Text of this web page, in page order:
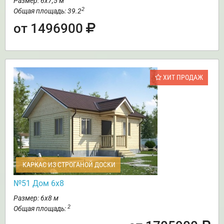
Общая площадь: 39.22
от 1496900
ХИТ ПРОДАЖ
КАРКАС ИЗ СТРОГАНОЙ ДОСКИ
№51 Дом 6х8
Размер: 6х8 м
Общая площадь: 2